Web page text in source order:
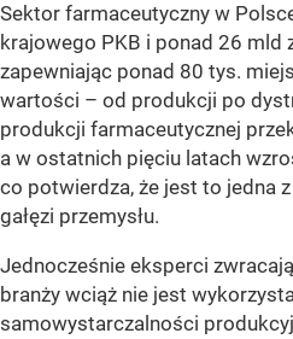
Sektor farmaceutyczny w
krajowego PKB i ponad 26 mld
zapewniając ponad 80 tys.
wartości – od produkcji po
produkcji farmaceutycznej
a w ostatnich pięciu latach
co potwierdza, że jest to jedna
gałęzi przemysłu.
Jednocześnie eksperci
branży wciąż nie jest
samowystarczalności